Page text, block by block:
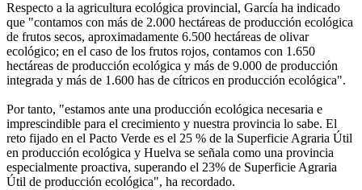
Respecto a la agricultura ecológica provincial, García ha indicado
que "contamos con más de 2.000 hectáreas de producción ecológica
de frutos secos, aproximadamente 6.500 hectáreas de olivar
ecológico; en el caso de los frutos rojos, contamos con 1.650
hectáreas de producción ecológica y más de 9.000 de producción
integrada y más de 1.600 has de cítricos en producción ecológica".
Por tanto, "estamos ante una producción ecológica necesaria e
imprescindible para el crecimiento y nuestra provincia lo sabe. El
reto fijado en el Pacto Verde es el 25 % de la Superficie Agraria Útil
en producción ecológica y Huelva se señala como una provincia
especialmente proactiva, superando el 23% de Superficie Agraria
Útil de producción ecológica", ha recordado.